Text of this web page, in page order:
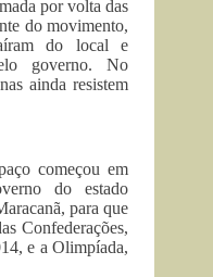
por volta das
do movimento,
do local e
governo. No
ainda resistem
começou em
do estado
para que
Confederações,
e a Olimpíada,